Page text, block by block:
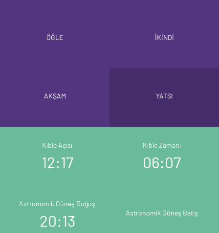
ÖĞLE İKİNDİ
AKŞAM YATSI
Kıble Açısı
12:17
Kıble Zamanı
06:07
Astronomik Güneş Doğuş
20:13 Astronomik Güneş Batış